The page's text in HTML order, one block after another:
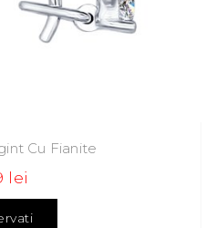
Cu Fianite
lei